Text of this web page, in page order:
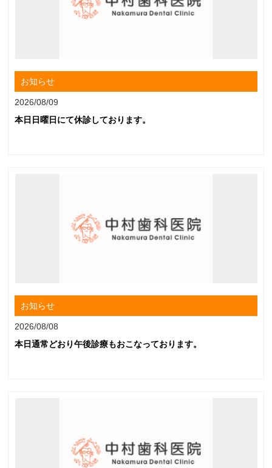
お知らせ
2026/08/09
本日日曜日にて休診しております。
お知らせ
2026/08/08
本日通常どおり午後診療もおこなっております。